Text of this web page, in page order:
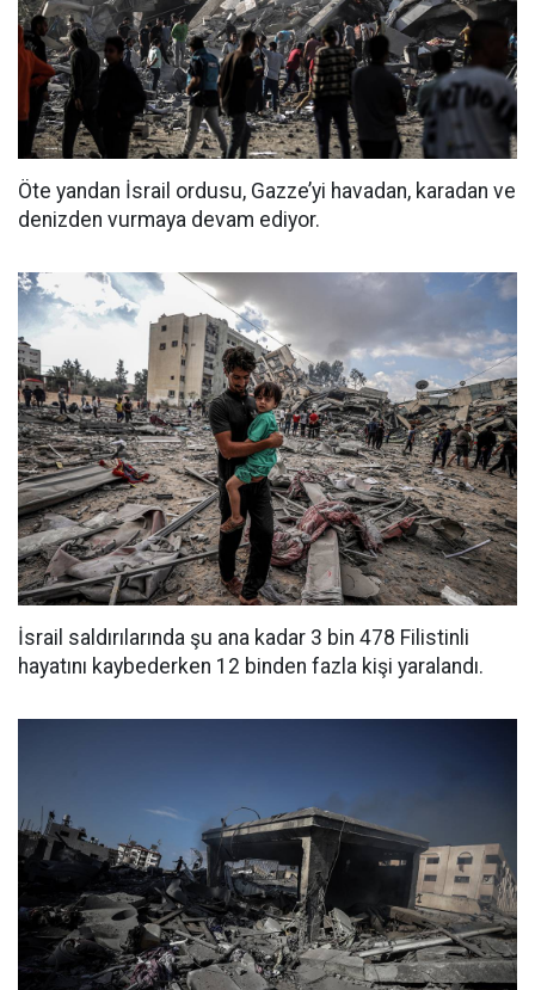
Öte yandan İsrail ordusu, Gazze’yi havadan, karadan ve
denizden vurmaya devam ediyor.
İsrail saldırılarında şu ana kadar 3 bin 478 Filistinli
hayatını kaybederken 12 binden fazla kişi yaralandı.